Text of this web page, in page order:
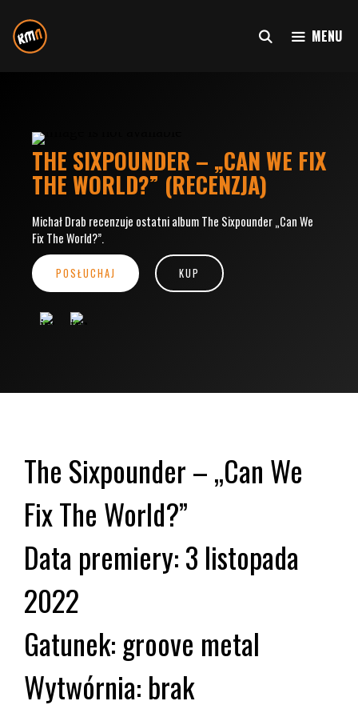
do
treści
MENU
THE SIXPOUNDER – „CANWE FIX
THEWORLD?” (RECENZJA)
Michał Drab recenzuje ostatni album The Sixpounder „Can We
Fix The World?”.
POSŁUCHAJ KUP
The Sixpounder – „Can We
Fix The World?”
Data premiery: 3 listopada
2022
Gatunek: groove metal
Wytwórnia: brak